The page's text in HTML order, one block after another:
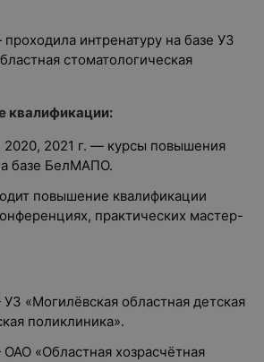
интренатуру на базе УЗ
стоматологическая
квалификации:
2020, 2021 г. — курсы повышения
базе БелМАПО.
повышение квалификации
практических мастер-
«Могилёвская областная детская
поликлиника».
«Областная хозрасчётная